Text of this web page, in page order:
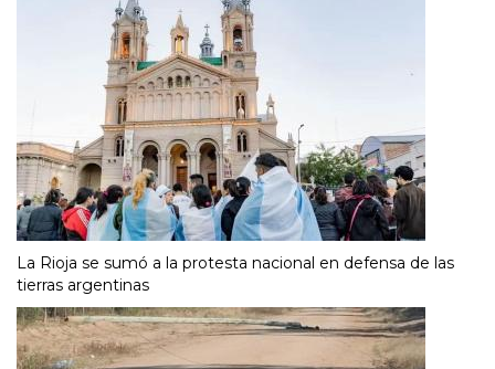
La Rioja se sumó a la protesta nacional en defensa de las
tierras argentinas